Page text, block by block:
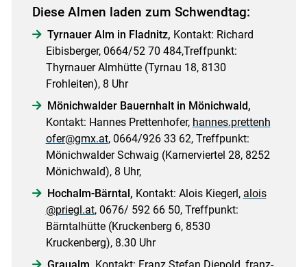
Diese Almen laden zum Schwendtag:
Tyrnauer Alm in Fladnitz, Kontakt: Richard
Eibisberger, 0664/52 70 484,Treffpunkt:
Thyrnauer Almhütte (Tyrnau 18, 8130
Frohleiten), 8 Uhr
Mönichwalder Bauernhalt in Mönichwald,
Kontakt: Hannes Prettenhofer, hannes.prettenh
ofer@gmx.at, 0664/926 33 62, Treffpunkt:
Mönichwalder Schwaig (Karnerviertel 28, 8252
Mönichwald), 8 Uhr,
Hochalm-Bärntal, Kontakt: Alois Kiegerl, alois
@priegl.at, 0676/ 592 66 50, Treffpunkt:
Bärntalhütte (Kruckenberg 6, 8530
Kruckenberg), 8.30 Uhr